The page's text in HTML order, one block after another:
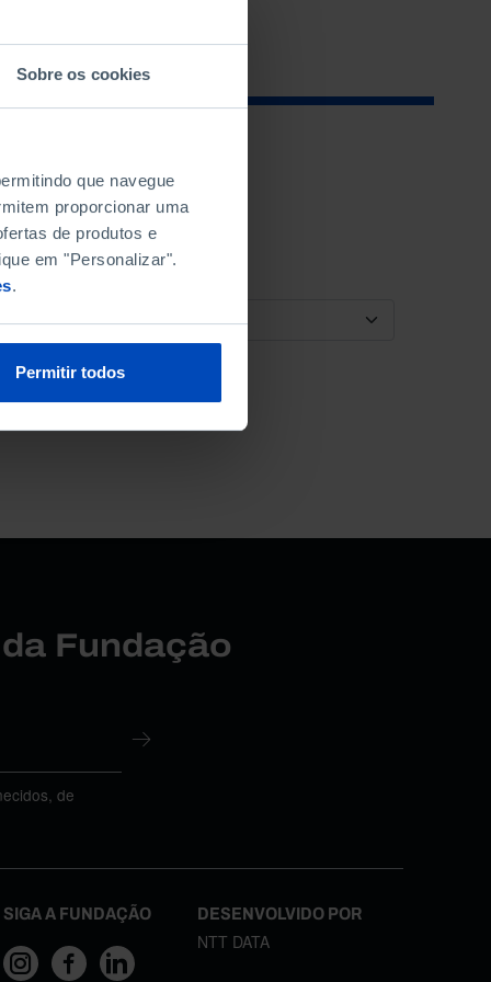
Sobre os cookies
que navegue
proporcionar uma
de produtos e
em "Personalizar".
.
Permitir todos
ORDENAR POR
Fundação
de
SIGA A FUNDAÇÃO DESENVOLVIDO POR
NTT DATA